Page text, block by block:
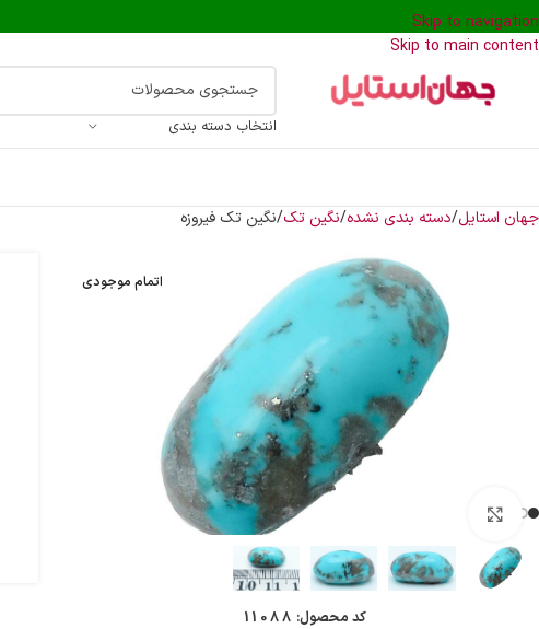
Skip to navigation
Skip to main content
انتخاب دسته بندی
جهان استایل دسته بندی نشده نگین تک نگین تک فیروزه
اتمام موجودی
کد محصول: 11088